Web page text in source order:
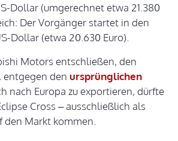
Dollar (umgerechnet etwa 21.380
Der Vorgänger startet in den
Dollar (etwa 20.630 Euro).
Motors entschließen, den
entgegen den ursprünglichen
nach Europa zu exportieren, dürfte
Cross – ausschließlich als
den Markt kommen.